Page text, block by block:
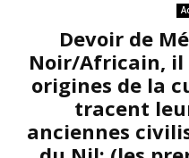
Devoir de
Noir/Africain, il
origines de la
tracent
anciennes